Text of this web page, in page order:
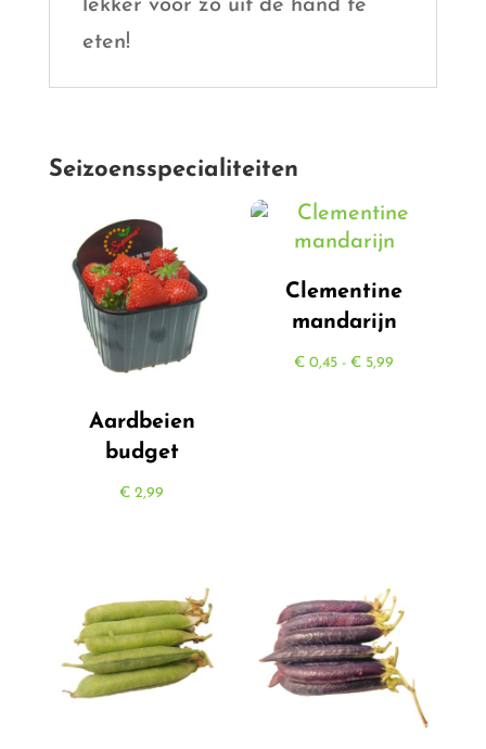
lekker voor zo uit de hand te
eten!
Seizoensspecialiteiten
Aardbeien
budget
€ 2,99
Clementine
mandarijn
€ 0,45 - € 5,99